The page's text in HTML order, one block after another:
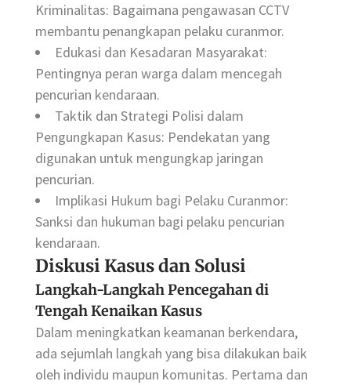
Kriminalitas: Bagaimana pengawasan CCTV
membantu penangkapan pelaku curanmor.
Edukasi dan Kesadaran Masyarakat:
Pentingnya peran warga dalam mencegah
pencurian kendaraan.
Taktik dan Strategi Polisi dalam
Pengungkapan Kasus: Pendekatan yang
digunakan untuk mengungkap jaringan
pencurian.
Implikasi Hukum bagi Pelaku Curanmor:
Sanksi dan hukuman bagi pelaku pencurian
kendaraan.
Diskusi Kasus dan Solusi
Langkah-Langkah Pencegahan di
Tengah Kenaikan Kasus
Dalam meningkatkan keamanan berkendara,
ada sejumlah langkah yang bisa dilakukan baik
oleh individu maupun komunitas. Pertama dan